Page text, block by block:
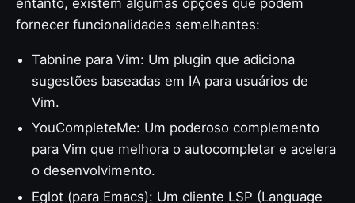
fornecer funcionalidades semelhantes:
Tabnine para Vim: Um plugin que adiciona
sugestões baseadas em IA para usuários de
Vim.
YouCompleteMe: Um poderoso complemento
para Vim que melhora o autocompletar e acelera
o desenvolvimento.
Eglot (para Emacs): Um cliente LSP (Language